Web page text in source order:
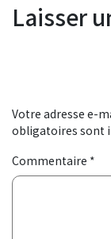
Laisser
Votre adresse e-
obligatoires sont
Commentaire *